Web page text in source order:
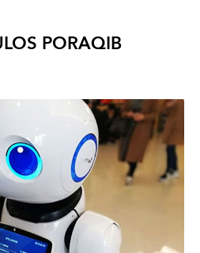
PORAQIB